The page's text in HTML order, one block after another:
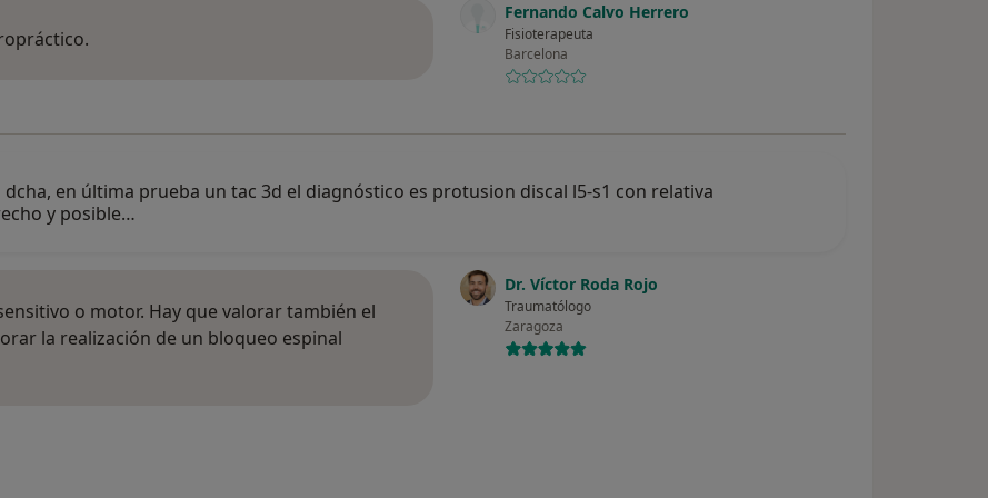
Fernando Calvo Herrero
Fisioterapeuta
Barcelona
en última prueba un tac 3d el diagnóstico es protusion discal l5-s1 con relativa
y posible…
Dr. Víctor Roda Rojo
Traumatólogo
Zaragoza
o motor. Hay que valorar también el
la realización de un bloqueo espinal